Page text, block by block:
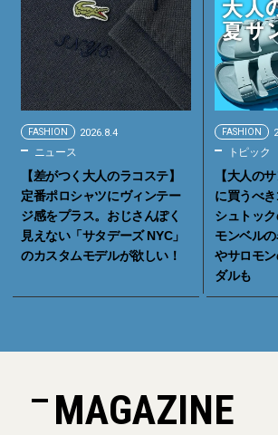
FASHION 2026.8.4
ニュース
【差がつく大人のラコステ】
定番ポロシャツにヴィンテー
ジ感をプラス。おじさんぽく
見えない「サタデーズ NYC」
のカスタムモデルが欲しい！
FASHION
トピック
【大人の
に買うべ
シュトック
モンベル
やサロモ
ダルも
MAGAZINE